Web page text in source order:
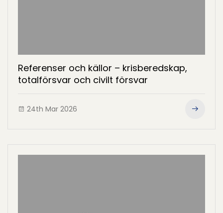
Referenser och källor – krisberedskap,
totalförsvar och civilt försvar
24th Mar 2026